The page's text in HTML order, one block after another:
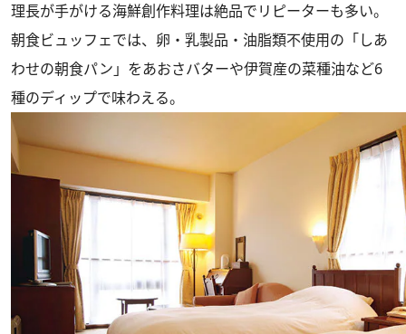
理長が手がける海鮮創作料理は絶品でリピーターも多い。
朝食ビュッフェでは、卵・乳製品・油脂類不使用の「しあ
わせの朝食パン」をあおさバターや伊賀産の菜種油など6
種のディップで味わえる。